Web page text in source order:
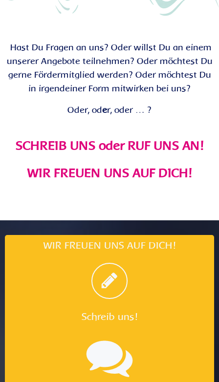
Hast Du Fragen an uns? Oder willst Du an einem
unserer Angebote teilnehmen? Oder möchtest Du
gerne Fördermitglied werden? Oder möchtest Du
in irgendeiner Form mitwirken bei uns?
Oder, oder, oder … ?
SCHREIB UNS oder RUF UNS AN!
WIR FREUEN UNS AUF DICH!
WIR FREUEN UNS AUF DICH!
Schreib uns!